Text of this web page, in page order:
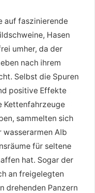
auf faszinierende
Hasen
umher, da der
nach ihrem
Selbst die Spuren
positive Effekte
Kettenfahrzeuge
sammelten sich
wasserarmen Alb
für seltene
hat. Sogar der
an freigelegten
drehenden Panzern